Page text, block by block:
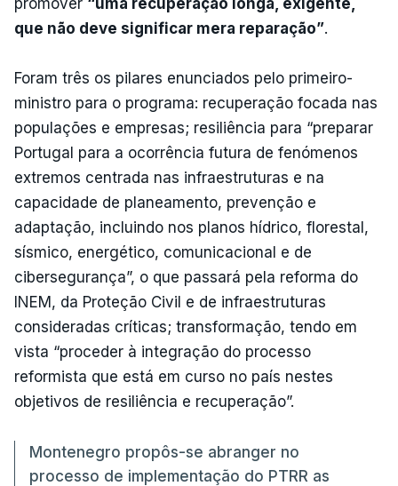
que não deve significar mera reparação”.
Foram três os pilares enunciados pelo primeiro-
ministro para o programa: recuperação focada nas
populações e empresas; resiliência para “preparar
Portugal para a ocorrência futura de fenómenos
extremos centrada nas infraestruturas e na
capacidade de planeamento, prevenção e
adaptação, incluindo nos planos hídrico, florestal,
sísmico, energético, comunicacional e de
cibersegurança”, o que passará pela reforma do
INEM, da Proteção Civil e de infraestruturas
consideradas críticas; transformação, tendo em
vista “proceder à integração do processo
reformista que está em curso no país nestes
objetivos de resiliência e recuperação”.
Montenegro propôs-se abranger no
processo de implementação do PTRR as